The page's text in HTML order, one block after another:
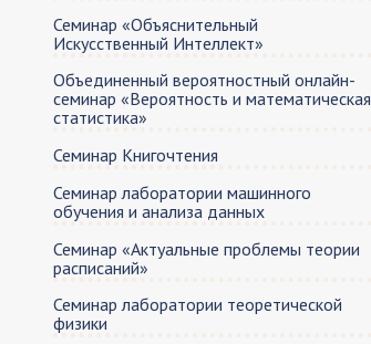
Семинар «Объяснительный
Искусственный Интеллект»
Объединенный вероятностный онлайн-
семинар «Вероятность и математическая
статистика»
Семинар Книгочтения
Семинар лаборатории машинного
обучения и анализа данных
Семинар «Актуальные проблемы теории
расписаний»
Семинар лаборатории теоретической
физики